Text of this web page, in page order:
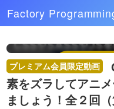
Factoryこの動画はプレ
プレミア
プレミアム会員限定動画
素をズラしてアニ
ましょう！全２回